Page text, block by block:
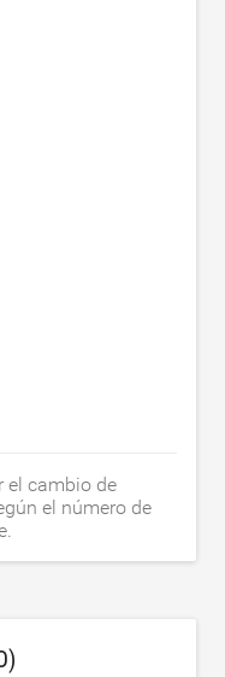
el cambio de
el número de